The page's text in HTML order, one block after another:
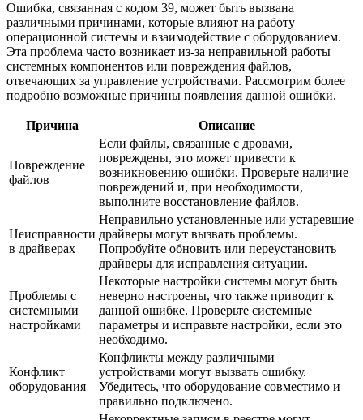
Ошибка, связанная с кодом 39, может быть вызвана
различными причинами, которые влияют на работу
операционной системы и взаимодействие с оборудованием.
Эта проблема часто возникает из-за неправильной работы
системных компонентов или повреждения файлов,
отвечающих за управление устройствами. Рассмотрим более
подробно возможные причины появления данной ошибки.
Причина Описание
Повреждение
файлов
Если файлы, связанные с дровами,
повреждены, это может привести к
возникновению ошибки. Проверьте наличие
повреждений и, при необходимости,
выполните восстановление файлов.
Неисправности
в драйверах
Неправильно установленные или устаревшие
драйверы могут вызвать проблемы.
Попробуйте обновить или переустановить
драйверы для исправления ситуации.
Проблемы с
системными
настройками
Некоторые настройки системы могут быть
неверно настроены, что также приводит к
данной ошибке. Проверьте системные
параметры и исправьте настройки, если это
необходимо.
Конфликт
оборудования
Конфликты между различными
устройствами могут вызвать ошибку.
Убедитесь, что оборудование совместимо и
правильно подключено.